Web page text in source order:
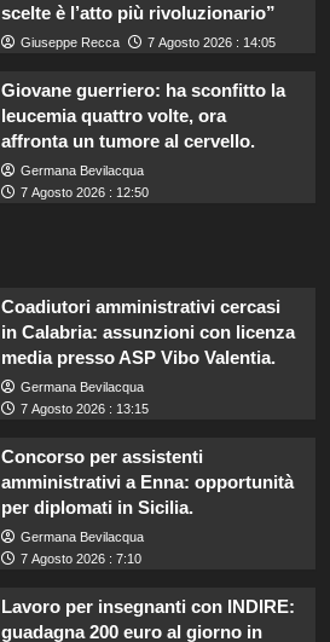
scelte è l’atto più rivoluzionario”
Giuseppe Recca 7 Agosto 2026 : 14:05
Giovane guerriero: ha sconfitto la
leucemia quattro volte, ora
affronta un tumore al cervello.
Germana Bevilacqua
7 Agosto 2026 : 12:50
Coadiutori amministrativi cercasi
in Calabria: assunzioni con licenza
media presso ASP Vibo Valentia.
Germana Bevilacqua
7 Agosto 2026 : 13:15
Concorso per assistenti
amministrativi a Enna: opportunità
per diplomati in Sicilia.
Germana Bevilacqua
7 Agosto 2026 : 7:10
Lavoro per insegnanti con INDIRE:
guadagna 200 euro al giorno in